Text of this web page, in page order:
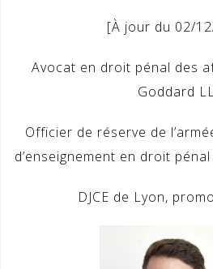
[À jour du 02/
Avocat en droit pénal des
Goddard
Officier de réserve de
d’enseignement en droit
DJCE de Lyon,